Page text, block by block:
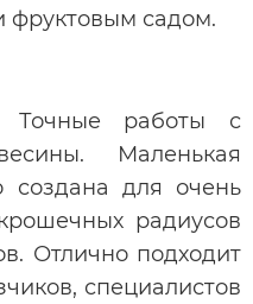
фруктовым садом.
Точные работы с
Маленькая
для очень
радиусов
Отлично подходит
специалистов